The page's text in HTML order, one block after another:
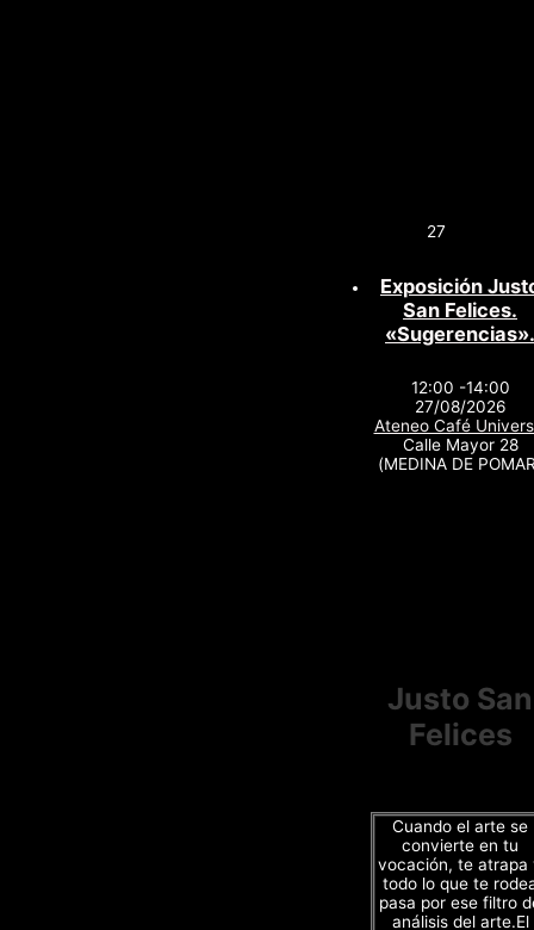
27
Exposición
San Felices.
«Sugerencias».
12:00 -14:00
27/08/2026
Ateneo Café
Calle Mayor 28
(MEDINA DE
Justo San
Felices
Cuando el arte se
convierte en tu
vocación, te atrapa
todo lo que te
pasa por ese filtro
análisis del arte.El